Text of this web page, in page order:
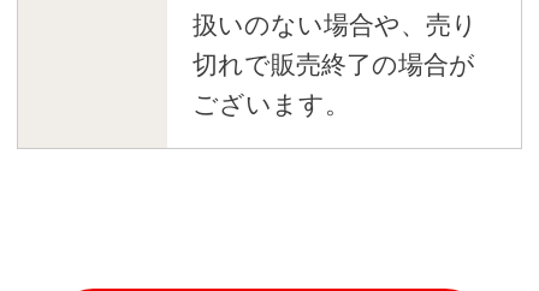
扱いのない場合や、売り
切れで販売終了の場合が
ございます。